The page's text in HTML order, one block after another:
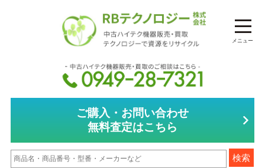
メニュー
ご購入・お問い合わせ
無料査定はこちら